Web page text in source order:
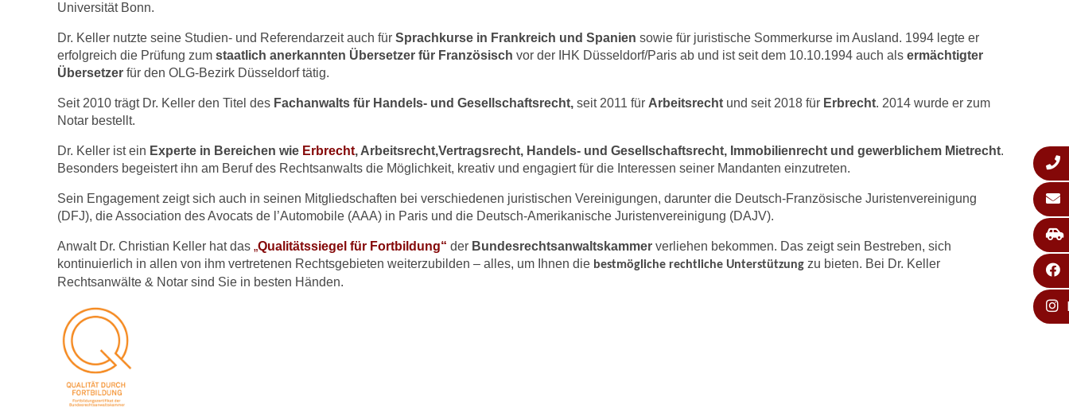
Universität Bonn.
Dr. Keller nutzte seine Studien- und Referendarzeit auch für Sprachkurse in Frankreich und Spanien sowie für juristische Sommerkurse im Ausland. 1994 legte er
erfolgreich die Prüfung zum staatlich anerkannten Übersetzer für Französisch vor der IHK Düsseldorf/Paris ab und ist seit dem 10.10.1994 auch als ermächtigter
Übersetzer für den OLG-Bezirk Düsseldorf tätig.
Seit 2010 trägt Dr. Keller den Titel des Fachanwalts für Handels- und Gesellschaftsrecht, seit 2011 für Arbeitsrecht und seit 2018 für Erbrecht. 2014 wurde er zum
Notar bestellt.
Dr. Keller ist ein Experte in Bereichen wie Erbrecht, Arbeitsrecht,Vertragsrecht, Handels- und Gesellschaftsrecht, Immobilienrecht und gewerblichem Mietrecht.
Besonders begeistert ihn am Beruf des Rechtsanwalts die Möglichkeit, kreativ und engagiert für die Interessen seiner Mandanten einzutreten.
Sein Engagement zeigt sich auch in seinen Mitgliedschaften bei verschiedenen juristischen Vereinigungen, darunter die Deutsch-Französische Juristenvereinigung
(DFJ), die Association des Avocats de l’Automobile (AAA) in Paris und die Deutsch-Amerikanische Juristenvereinigung (DAJV).
Anwalt Dr. Christian Keller hat das „Qualitätssiegel für Fortbildung“ der Bundesrechtsanwaltskammer verliehen bekommen. Das zeigt sein Bestreben, sich
kontinuierlich in allen von ihm vertretenen Rechtsgebieten weiterzubilden – alles, um Ihnen die bestmögliche rechtliche Unterstützung zu bieten. Bei Dr. Keller
Rechtsanwälte & Notar sind Sie in besten Händen.